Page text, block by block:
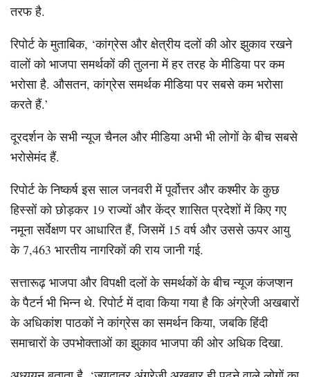
तरफ है.
रिपोर्ट के मुताबिक, ‘कांग्रेस और क्षेत्रीय दलों की ओर झुकाव रखने
वालों को भाजपा समर्थकों की तुलना में हर तरह के मीडिया पर कम
भरोसा है. औसतन, कांग्रेस समर्थक मीडिया पर सबसे कम भरोसा
करते हैं.’
दूरदर्शन के सभी न्यूज चैनल और मीडिया अभी भी लोगों के बीच सबसे
भरोसेमंद हैं.
रिपोर्ट के निष्कर्ष इस साल जनवरी में पूर्वोत्तर और कश्मीर के कुछ
हिस्सों को छोड़कर 19 राज्यों और केंद्र शासित प्रदेशों में किए गए
नमूना सर्वेक्षण पर आधारित हैं, जिसमें 15 वर्ष और उससे ऊपर आयु
के 7,463 भारतीय नागरिकों की राय जानी गई.
सत्तारूढ़ भाजपा और विपक्षी दलों के समर्थकों के बीच न्यूज कंजप्शन
के पैटर्न भी भिन्न थे. रिपोर्ट में दावा किया गया है कि अंग्रेजी अखबारों
के अधिकांश पाठकों ने कांग्रेस का समर्थन किया, जबकि हिंदी
समाचारों के उपभोक्ताओं का झुकाव भाजपा की ओर अधिक दिखा.